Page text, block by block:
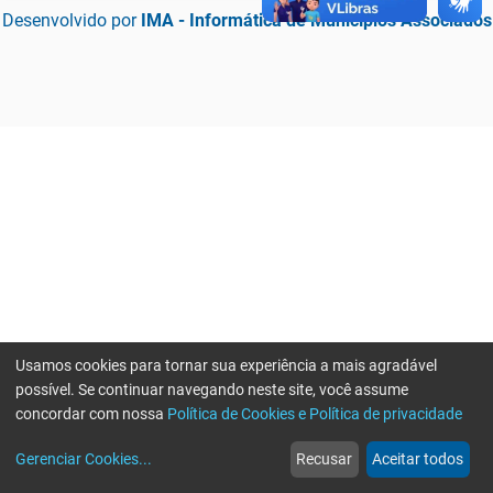
Desenvolvido por IMA - Informática de Municípios Associados
web
Notícias
more_horiz
Mais
Usamos cookies para tornar sua experiência a mais agradável
possível. Se continuar navegando neste site, você assume
concordar com nossa Política de Cookies e Política de privacidade
Gerenciar Cookies... Recusar Aceitar todos
Erro ao enviar informações, por favor tente novamente